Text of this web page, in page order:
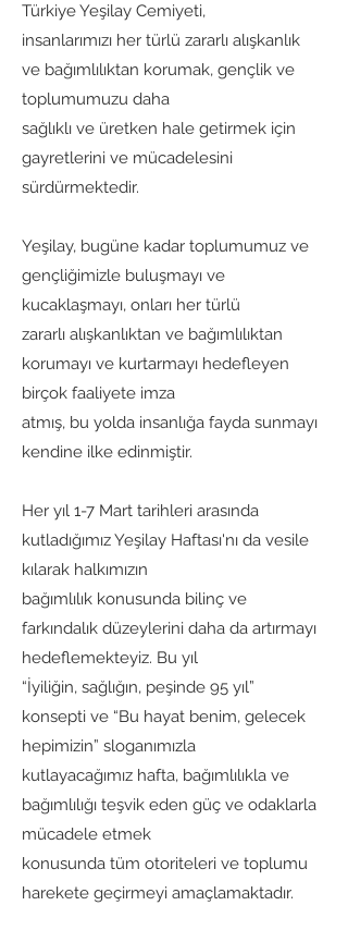
Türkiye Yeşilay Cemiyeti,
insanlarımızı her türlü zararlı alışkanlık
ve bağımlılıktan korumak, gençlik ve
toplumumuzu daha
sağlıklı ve üretken hale getirmek için
gayretlerini ve mücadelesini
sürdürmektedir.
Yeşilay, bugüne kadar toplumumuz ve
gençliğimizle buluşmayı ve
kucaklaşmayı, onları her türlü
zararlı alışkanlıktan ve bağımlılıktan
korumayı ve kurtarmayı hedefleyen
birçok faaliyete imza
atmış, bu yolda insanlığa fayda sunmayı
kendine ilke edinmiştir.
Her yıl 1-7 Mart tarihleri arasında
kutladığımız Yeşilay Haftası'nı da vesile
kılarak halkımızın
bağımlılık konusunda bilinç ve
farkındalık düzeylerini daha da artırmayı
hedeflemekteyiz. Bu yıl
“İyiliğin, sağlığın, peşinde 95 yıl”
konsepti ve “Bu hayat benim, gelecek
hepimizin” sloganımızla
kutlayacağımız hafta, bağımlılıkla ve
bağımlılığı teşvik eden güç ve odaklarla
mücadele etmek
konusunda tüm otoriteleri ve toplumu
harekete geçirmeyi amaçlamaktadır.